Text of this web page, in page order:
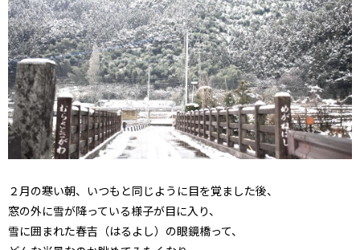
２月の寒い朝、いつもと同じように目を覚ました後、
窓の外に雪が降っている様子が目に入り、
雪に囲まれた春吉（はるよし）の眼鏡橋って、